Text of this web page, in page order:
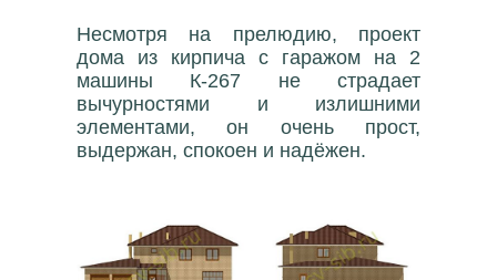
Несмотря на прелюдию, проект
дома из кирпича с гаражом на 2
машины К-267 не страдает
вычурностями и излишними
элементами, он очень прост,
выдержан, спокоен и надёжен.